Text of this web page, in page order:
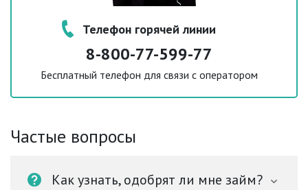
Телефон горячей линии
8-800-77-599-77
Бесплатный телефон для связи с оператором
Частые вопросы
Как узнать, одобрят ли мне займ?